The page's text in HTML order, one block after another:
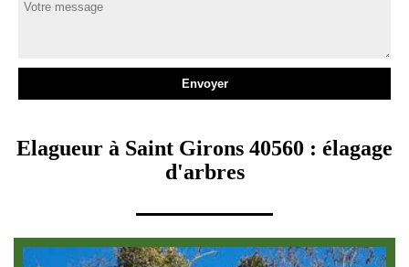
Elagueur à Saint Girons 40560 : élagage
d'arbres